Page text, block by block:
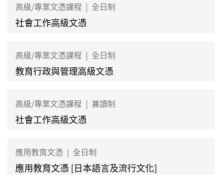
高級/專業文憑課程 | 全日制
社會工作高級文憑
高級/專業文憑課程 | 全日制
教育行政與管理高級文憑
高級/專業文憑課程 | 兼讀制
社會工作高級文憑
應用教育文憑 | 全日制
應用教育文憑 [日本語言及流行文化]